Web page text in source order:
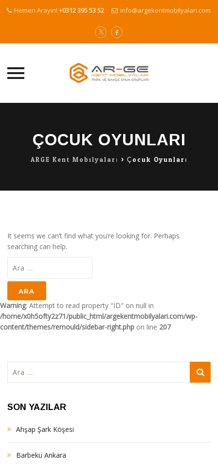
Hemen Arayın! +0312 395 53 52 info@argekentmobilyalari.com
ÇOCUK OYUNLARI
ARGE Kent Mobilyaları > Çocuk Oyunları
It seems we can’t find what you’re looking for. Perhaps
searching can help.
Warning: Attempt to read property "ID" on null in
/home/x0h5ofty2z71/public_html/argekentmobilyalari.com/wp-
content/themes/remould/sidebar-right.php on line 207
SON YAZILAR
Ahşap Şark Köşesi
Barbekü Ankara